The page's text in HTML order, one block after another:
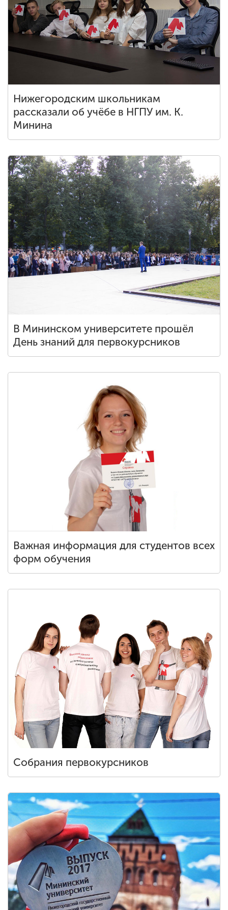
Нижегородским школьникам
рассказали об учёбе в НГПУ им. К.
Минина
В Мининском университете прошёл
День знаний для первокурсников
Важная информация для студентов всех
форм обучения
Собрания первокурсников